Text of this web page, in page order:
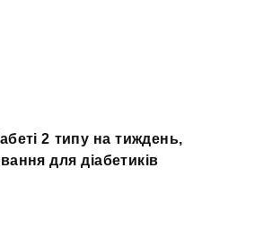
2 типу на тиждень,
для діабетиків